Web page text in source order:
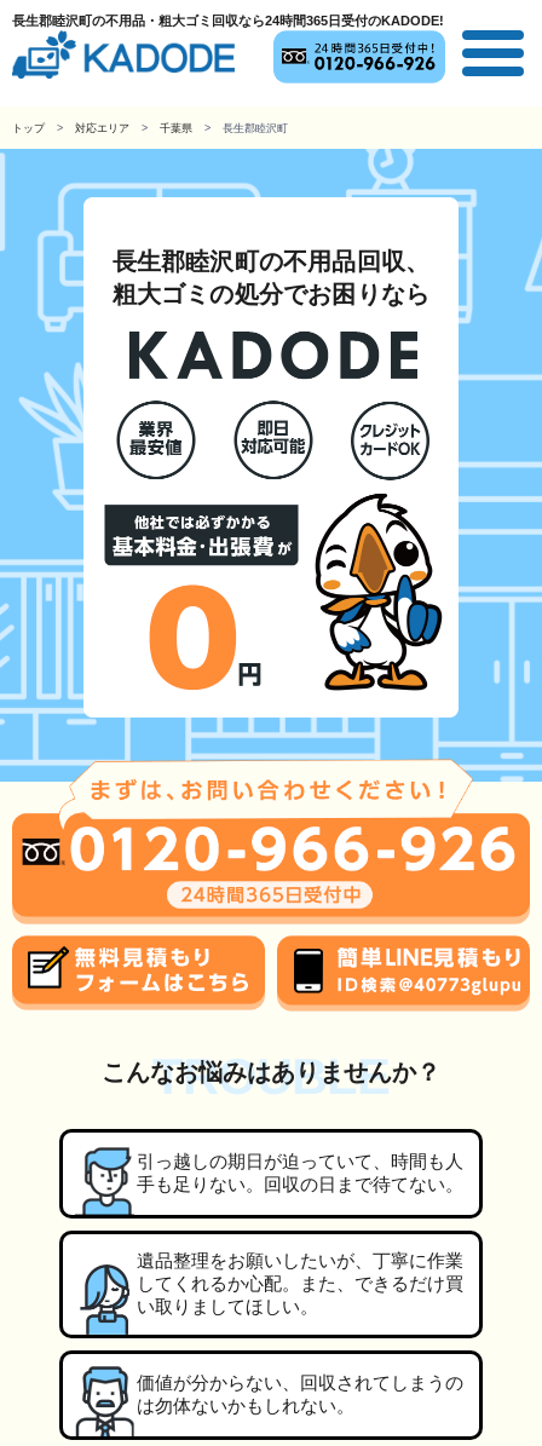
長生郡睦沢町の不用品・粗大ゴミ回収なら24時間365日受付のKADODE!
トップ 対応エリア 千葉県 長生郡睦沢町
長生郡睦沢町の不用品回収、
粗大ゴミの処分でお困りなら
TROUBLE
こんなお悩みはありませんか？
引っ越しの期日が迫っていて、時間も人
手も足りない。回収の日まで待てない。
遺品整理をお願いしたいが、丁寧に作業
してくれるか心配。また、できるだけ買
い取りましてほしい。
価値が分からない、回収されてしまうの
は勿体ないかもしれない。